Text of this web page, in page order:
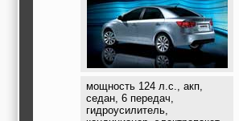
мощность 124 л.с., акп,
седан, 6 передач,
гидроусилитель,